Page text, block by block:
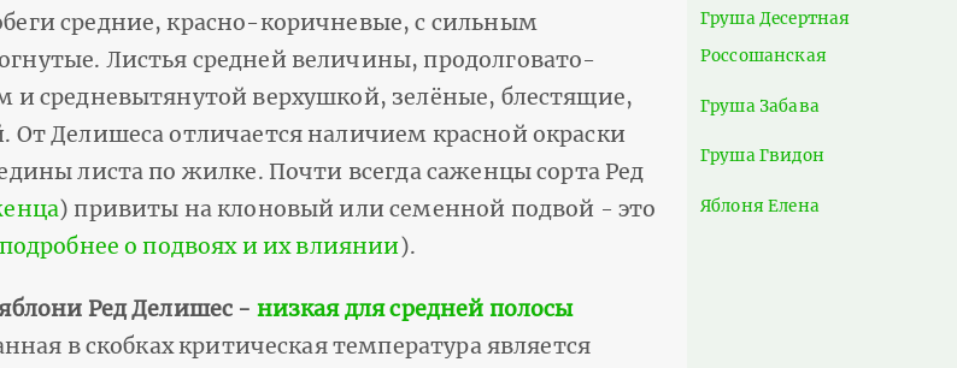
средние, красно-коричневые, с сильным
Листья средней величины, продолговато-
и средневытянутой верхушкой, зелёные, блестящие,
От Делишеса отличается наличием красной окраски
листа по жилке. Почти всегда саженцы сорта Ред
) привиты на клоновый или семенной подвой - это
подробнее о подвоях и их влиянии).
Ред Делишес - низкая для средней полосы
в скобках критическая температура является
Груша Десертная
Россошанская
Груша Забава
Груша Гвидон
Яблоня Елена